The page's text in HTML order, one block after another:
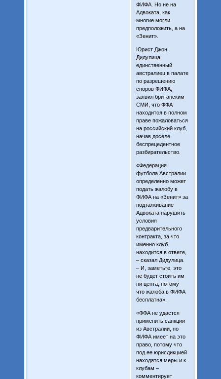
ФИФА. Но не на
Адвоката, как
многие могли
предположить, а на
«Зенит».
Юрист Джон
Дидулица,
единственный
австралиец в палате
по разрешению
споров ФИФА,
заявил британским
СМИ, что ФФА
находится в полном
праве пожаловаться
на российский клуб,
начав доселе
беспрецедентное
разбирательство.
«Федерация
футбола Австралии
определенно может
подать жалобу в
ФИФА на «Зенит» за
подталкивание
Адвоката нарушить
условия
предварительного
контракта, за что
именно клуб
находится в ответе,
– сказал Дидулица.
– И, заметьте, это
не будет стоить им
ни цента, потому
что жалоба в ФИФА
бесплатна».
«ФФА не удастся
применить санкции
из Австралии, но
ФИФА имеет на это
право, потому что
под ее юрисдикцией
находятся меры и к
клубам –
комментирует